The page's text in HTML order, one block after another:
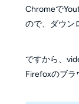
Chromeで
ので、ダウン
ですから、
Firefoxのブラ